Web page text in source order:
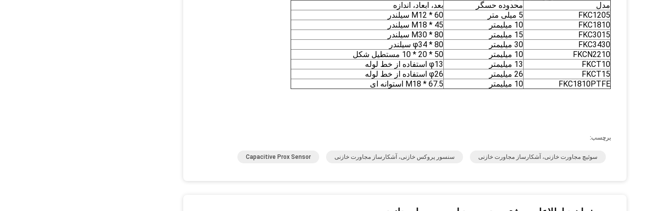
مدل محدوده حسگر
بعد، ابعاد، اندازه
FKC1205
5 میلی متر
M12 * 60 سیلندر
FKC1810
10 میلیمتر
M18 * 45 سیلندر
FKC3015
15 میلیمتر
M30 * 80 سیلندر
FKC3430
30 میلیمتر
φ34 * 80 سیلندر
FKCN2210
10 میلیمتر
50 * 20 * 10 مستطیل شکل
FKCT10
13 میلیمتر
φ13 استفاده از خط لوله
FKCT15
26 میلیمتر
φ26 استفاده از خط لوله
FKC1810PTFE
10 میلیمتر
M18 * 67.5 استوانه ای
برچسب:
سوئیچ مجاورت خازنی، آشکارساز مجاورت خازنی سنسور پروکس خازنی، آشکارساز مجاورت خازنی Capacitive Prox Sensor